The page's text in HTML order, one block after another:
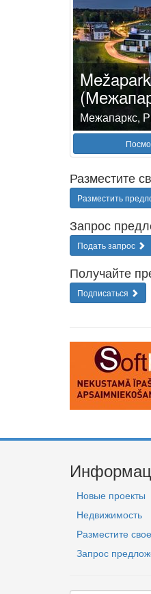
Межапаркс,
Разместите
Разместить
Запрос
Подать запрос
Получайте
Подписаться
Новые проекты
Недвижимость
Разместите
Запрос